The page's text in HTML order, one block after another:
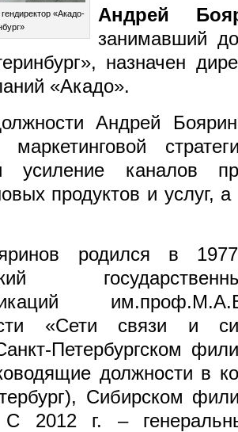
«Акадо-
Андрей
занимавший
назначен
«Акадо».
Андрей
маркетинговой
усиление каналов
продуктов и услуг,
родился в
«Сети связи и
Петербургском
должности в
Сибирском
С 2012 г. –